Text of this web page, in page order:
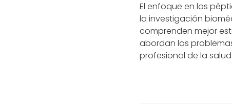
El enfoque en los
la investigación
comprenden mejor
abordan los
profesional de la